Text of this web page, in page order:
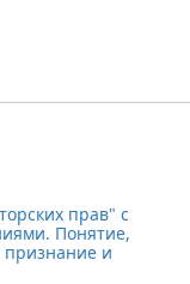
прав" с
Понятие,
и